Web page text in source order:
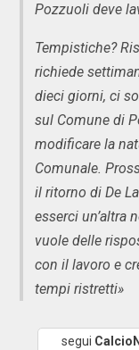
Pozzuoli deve
Tempistiche?
richiede
dieci giorni, ci
sul Comune di
modificare la
Comunale.
il ritorno di De
esserci un’altra
vuole delle
con il lavoro e
tempi ristretti»
segui